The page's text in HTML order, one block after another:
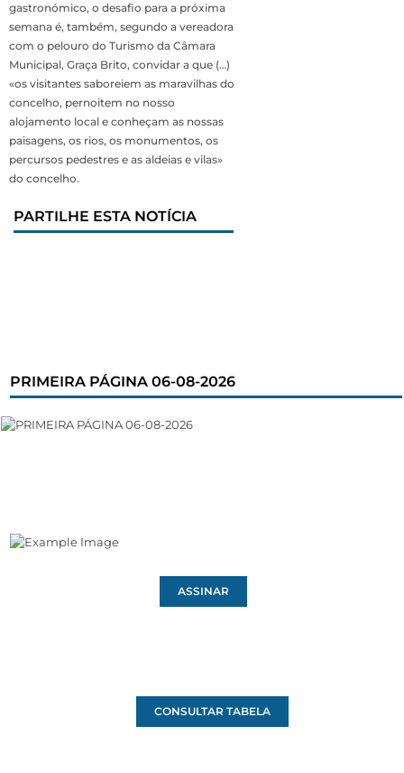
gastronómico, o desafio para a próxima
semana é, também, segundo a vereadora
com o pelouro do Turismo da Câmara
Municipal, Graça Brito, convidar a que (…)
«os visitantes saboreiem as maravilhas do
concelho, pernoitem no nosso
alojamento local e conheçam as nossas
paisagens, os rios, os monumentos, os
percursos pedestres e as aldeias e vilas»
do concelho.
PARTILHE ESTA NOTÍCIA
PRIMEIRA PÁGINA 06-08-2026
ASSINAR
CONSULTAR TABELA